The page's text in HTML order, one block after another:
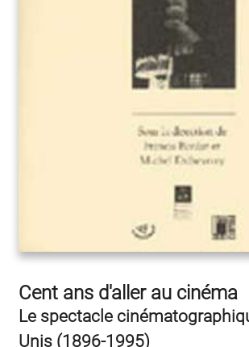
Cent ans d'aller au cinéma
Le spectacle
Unis (1896-1995)